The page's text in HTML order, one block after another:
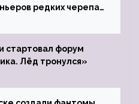
редких черепах
стартовал форум
Лёд тронулся»